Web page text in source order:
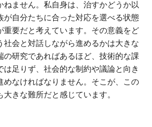
ねません。私自身は、治すかどうか以
が自分たちに合った対応を選べる状態
重要だと考えています。その意義をど
社会と対話しながら進めるかは大きな
の研究であればあるほど、技術的な課
は足りず、社会的な制約や議論と向き
めなければなりません。そこが、この
きな難所だと感じています。